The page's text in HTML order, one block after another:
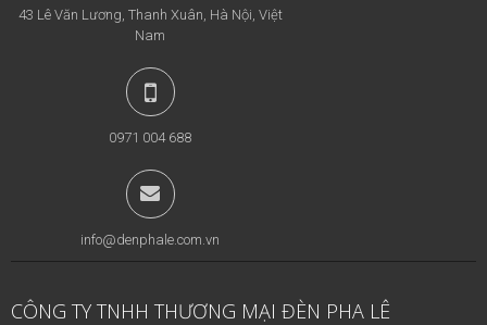
43 Lê Văn Lương, Thanh Xuân, Hà Nội, Việt
Nam
0971 004 688
info@denphale.com.vn
CÔNG TY TNHH THƯƠNG MẠI ĐÈN PHA LÊ